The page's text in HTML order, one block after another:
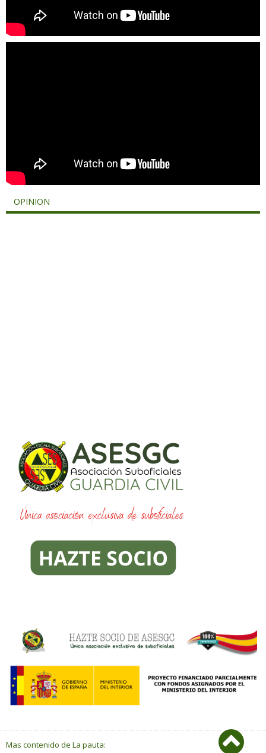
OPINION
Mas contenido de La pauta: